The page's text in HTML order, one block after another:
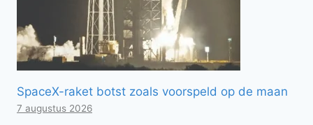
SpaceX-raket botst zoals voorspeld op de maan
7 augustus 2026